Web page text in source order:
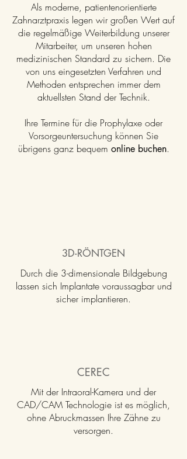
Als moderne, patientenorientierte
Zahnarztpraxis legen wir großen Wert auf
die regelmäßige Weiterbildung unserer
Mitarbeiter, um unseren hohen
medizinischen Standard zu sichern.​ Die
von uns eingesetzten Verfahren und
Methoden entsprechen immer dem
aktuellsten Stand der Technik.
Ihre Termine für die Prophylaxe oder
Vorsorgeuntersuchung können Sie
übrigens ganz bequem online buchen.
3D-RÖNTGEN
Durch die 3-dimensionale Bildgebung
lassen sich Implantate voraussagbar und
sicher implantieren.
CEREC
Mit der Intraoral-Kamera und der
CAD/CAM Technologie ist es möglich,
ohne Abruckmassen Ihre Zähne zu
versorgen.